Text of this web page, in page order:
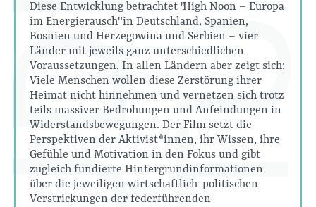
Diese Entwicklung betrachtet "High Noon – Europa
im Energierausch" in Deutschland, Spanien,
Bosnien und Herzegowina und Serbien – vier
Länder mit jeweils ganz unterschiedlichen
Voraussetzungen. In allen Ländern aber zeigt sich:
Viele Menschen wollen diese Zerstörung ihrer
Heimat nicht hinnehmen und vernetzen sich trotz
teils massiver Bedrohungen und Anfeindungen in
Widerstandsbewegungen. Der Film setzt die
Perspektiven der Aktivist*innen, ihr Wissen, ihre
Gefühle und Motivation in den Fokus und gibt
zugleich fundierte Hintergrundinformationen
über die jeweiligen wirtschaftlich-politischen
Verstrickungen der federführenden